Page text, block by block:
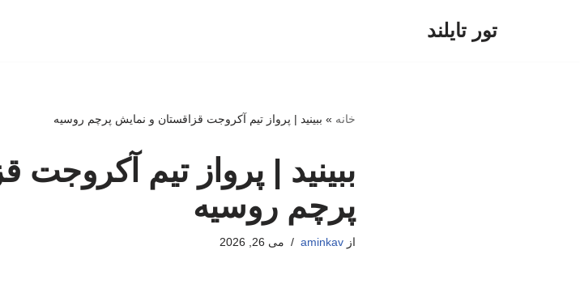
تور تایلند
خانه » ببینید | پرواز تیم آکروجت قزاقستان و نمایش پرچم روسیه
ببینید | پرواز تیم
پرچم روسیه
ازaminkav می 26, 2026